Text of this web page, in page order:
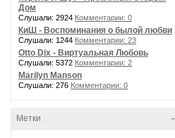
Дом
Слушали: 2924 Комментарии: 0
КиШ - Воспоминания о былой любви
Слушали: 1244 Комментарии: 23
Otto Dix - Виртуальная Любовь
Слушали: 5372 Комментарии: 2
Marilyn Manson
Слушали: 276 Комментарии: 0
-
Метки